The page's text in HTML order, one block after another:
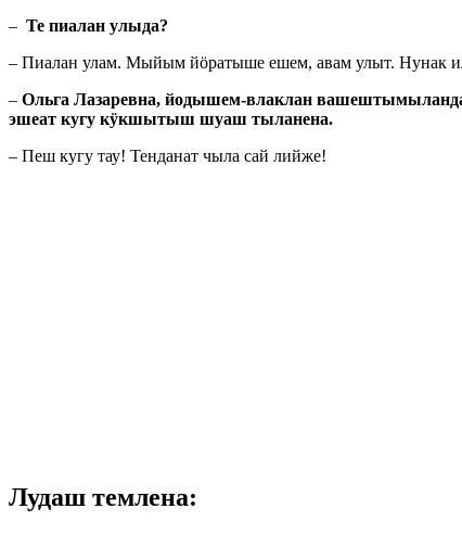
– Те пиалан улыда?
– Пиалан улам. Мыйым йӧратыше ешем, авам улыт. Нунак
– Ольга Лазаревна, йодышем-влаклан
эшеат кугу кӱкшытыш шуаш тыланена.
– Пеш кугу тау! Тенданат чыла сай лийже!
Лудаш темлена: